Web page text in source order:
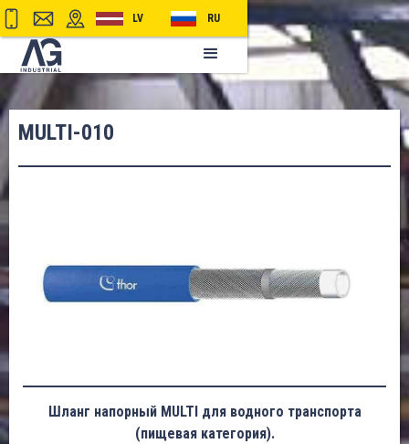
LV RU
MULTI-010
Шланг напорный MULTI для водного транспорта
(пищевая категория).